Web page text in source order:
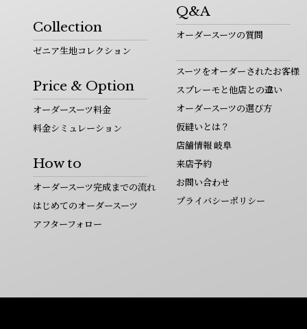
Collection
ゼニア生地コレクション
Price & Option
オーダースーツ料金
料金シミュレーション
How to
オーダースーツ完成までの流れ
はじめてのオーダースーツ
アフターフォロー
Q&A
オーダースーツの質問
スーツをオーダーされたお客様
スプレーモと他店との違い
オーダースーツの選び方
仮縫いとは？
店舗情報 岐阜
来店予約
お問い合わせ
プライバシーポリシー